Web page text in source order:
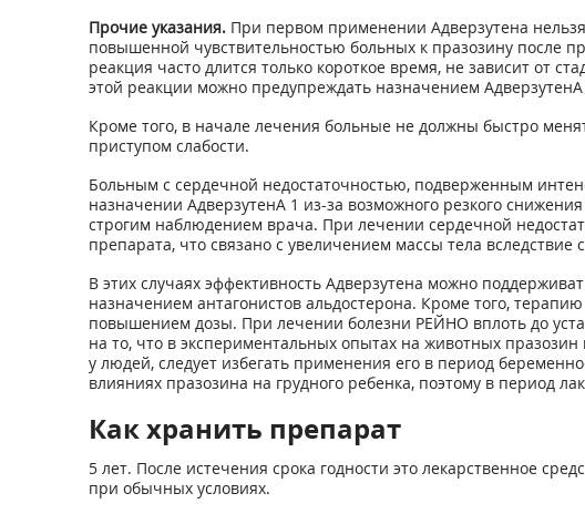
Прочие указания.При первом применении Адверзутена нельзя
повышенной чувствительностью больных к празозину после
реакция часто длится только короткое время, не зависит от
этой реакции можно предупреждать назначением
Кроме того, в начале лечения больные не должны быстро
приступом слабости.
Больным с сердечной недостаточностью, подверженным
назначении АдверзутенА 1 из-за возможного резкого
строгим наблюдением врача. При лечении сердечной
препарата, что связано с увеличением массы тела вследствие
В этих случаях эффективность Адверзутена можно
назначением антагонистов альдостерона. Кроме того,
повышением дозы. При лечении болезни РЕЙНО вплоть до
на то, что в экспериментальных опытах на животных
у людей, следует избегать применения его в период
влияниях празозина на грудного ребенка, поэтому в период
Как хранить препарат
5 лет. После истечения срока годности это лекарственное
при обычных условиях.